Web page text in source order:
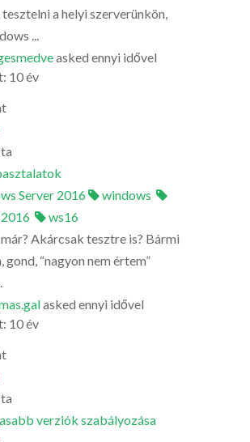
a helyi szerverünkön,
...
asked ennyi idővel
10 év
Server 2016
windows
2016
ws16
Akárcsak tesztre is? Bármi
gond, “nagyon nem értem”
asked ennyi idővel
10 év
verziók szabályozása